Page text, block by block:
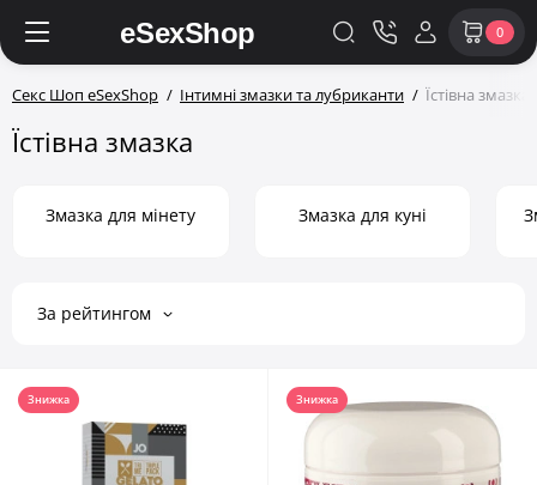
0
Секс Шоп eSexShop Інтимні змазки та лубриканти Їстівна змазка
Їстівна змазка
Змазка для мінету Змазка для куні
За рейтингом
Знижка Знижка